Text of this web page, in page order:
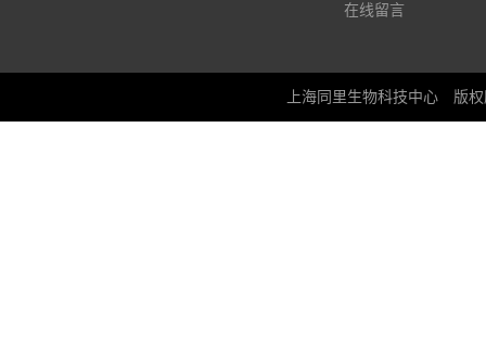
在线留言
上海同里生物科技中心 版